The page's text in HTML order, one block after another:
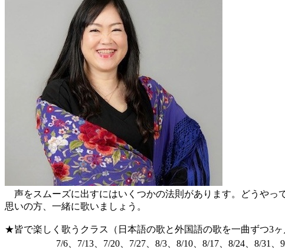
声をスムーズに出すにはいくつかの法則があります。どうやっ
思いの方、一緒に歌いましょう。
★皆で楽しく歌うクラス（日本語の歌と外国語の歌を一曲ずつ3ヶ
7/6、7/13、7/20、7/27、8/3、8/10、8/17、8/24、8/31、